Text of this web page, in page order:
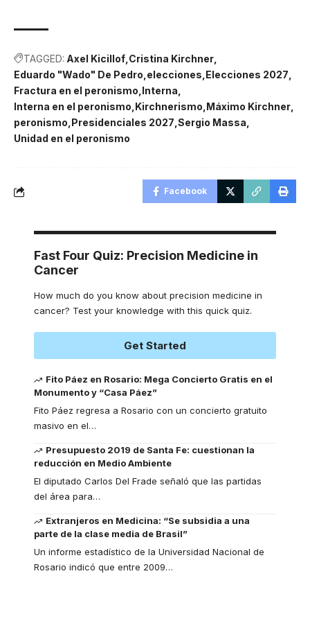
TAGGED: Axel Kicillof Cristina Kirchner
Eduardo "Wado" De Pedro elecciones Elecciones 2027
Fractura en el peronismo Interna
Interna en el peronismo Kirchnerismo Máximo Kirchner
peronismo Presidenciales 2027 Sergio Massa
Unidad en el peronismo
Facebook
Fast Four Quiz: Precision Medicine in
Cancer
How much do you know about precision medicine in
cancer? Test your knowledge with this quick quiz.
Get Started
Fito Páez en Rosario: Mega Concierto Gratis en el
Monumento y “Casa Páez”
Fito Páez regresa a Rosario con un concierto gratuito
masivo en el…
Presupuesto 2019 de Santa Fe: cuestionan la
reducción en Medio Ambiente
El diputado Carlos Del Frade señaló que las partidas
del área para…
Extranjeros en Medicina: “Se subsidia a una
parte de la clase media de Brasil”
Un informe estadístico de la Universidad Nacional de
Rosario indicó que entre 2009…